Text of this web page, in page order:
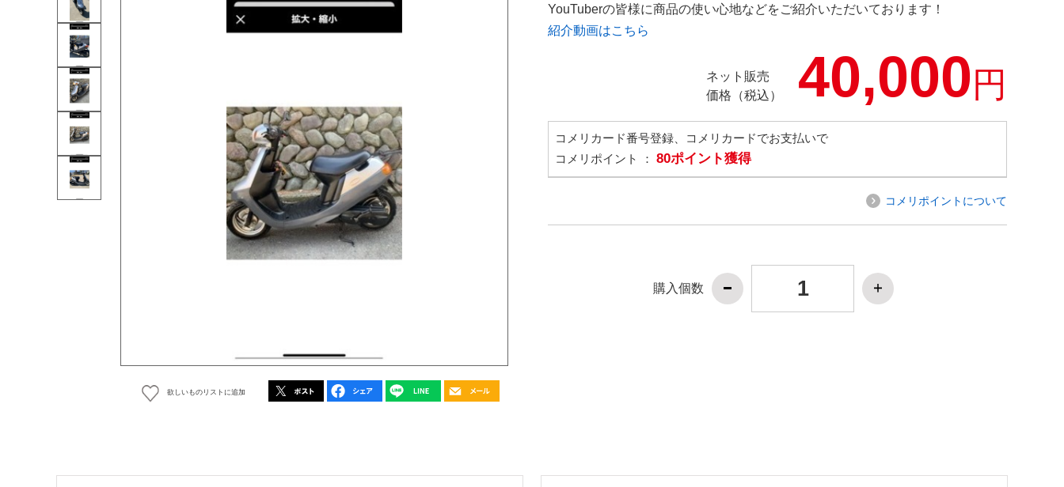
欲しいものリストに追加
YouTuberの皆様に商品の使い心地などをご紹介いただいております！
紹介動画はこちら
ネット販売
価格（税込）
40,000円
コメリカード番号登録、コメリカードでお支払いで
コメリポイント ： 80ポイント獲得
コメリポイントについて
購入個数